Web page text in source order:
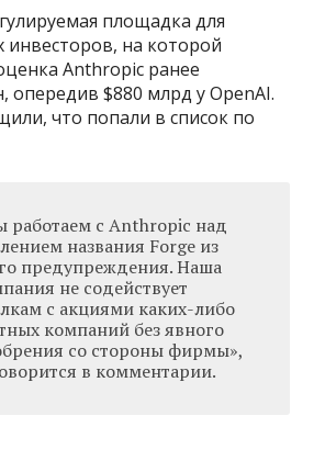
площадка для
на которой
Anthropic ранее
опередив $880 млрд у OpenAI.
что попали в список по
работаем с Anthropic над
названия Forge из
предупреждения. Наша
не содействует
с акциями каких-либо
компаний без явного
со стороны фирмы»,
в комментарии.